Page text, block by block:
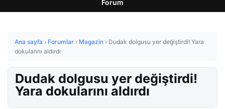
Forum
Ana sayfa › Forumlar › Magazin › Dudak dolgusu yer değiştirdi! Yara
dokularını aldırdı
Dudak dolgusu yer değiştirdi!
Yara dokularını aldırdı